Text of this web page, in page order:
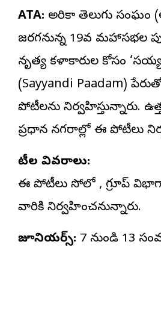
ATA: అమెరికా తెలుగు సంఘం
జరగనున్న 19వ మహాసభల
నృత్య కళాకారుల కోసం
(Sayyandi Paadam)
పోటీలను నిర్వహిస్తున్నారు.
ప్రధాన నగరాల్లో ఈ పోటీలు
పోటీల వివరాలు:
ఈ పోటీలు సోలో , గ్రూప్
వారికి నిర్వహించనున్నారు.
జూనియర్స్: 7 నుండి 13